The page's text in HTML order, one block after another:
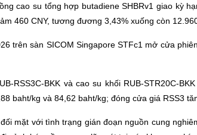
cao su tổng hợp butadiene SHBRv1 giao kỳ
460 CNY, tương đương 3,43% xuống còn
trên sàn SICOM Singapore STFc1 mở cửa
RSS3C-BKK và cao su khối RUB-STR20C-
baht/kg và 84,62 baht/kg; đóng cửa giá RSS3
mặt với tình trạng gián đoạn nguồn cung